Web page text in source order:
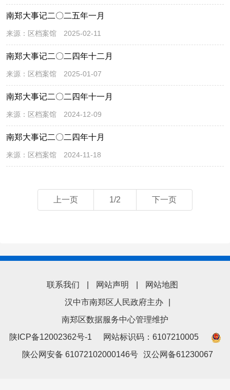
南郑大事记二〇二五年一月
来源： 区档案馆 2025-02-11
南郑大事记二〇二四年十二月
来源： 区档案馆 2025-01-07
南郑大事记二〇二四年十一月
来源： 区档案馆 2024-12-09
南郑大事记二〇二四年十月
来源： 区档案馆 2024-11-18
上一页 1/2 下一页
联系我们 网站声明
网站地图
汉中市南郑区人民政府主办
南郑区数据服务中心管理维护
陕ICP备12002362号-1
网站标识码：6107210005
陕公网安备 61072102000146号 汉公网备61230067